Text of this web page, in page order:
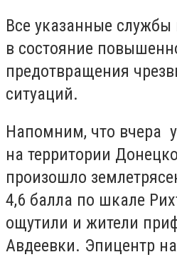
Все указанные
в состояние
предотвращения
ситуаций.
Напомним, что вчера
на территории
произошло
4,6 балла по шкале
ощутили и жители
Авдеевки. Эпицентр